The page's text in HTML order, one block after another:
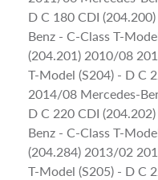
D C 180 CDI
Benz - C-Class T-
(204.201) 2010/08
T-Model (S204) - D C
2014/08 Mercedes-
D C 220 CDI
Benz - C-Class T-
(204.284) 2013/02
T-Model (S205) - D C